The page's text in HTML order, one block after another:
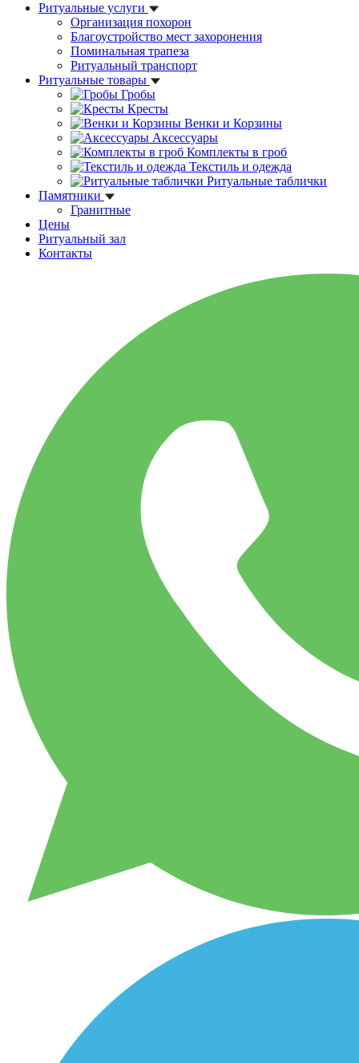
Ритуальные услуги
Организация похорон
Благоустройство мест захоронения
Поминальная трапеза
Ритуальный транспорт
Ритуальные товары
Гробы
Кресты
Венки и Корзины
Аксессуары
Комплекты в гроб
Текстиль и одежда
Ритуальные таблички
Памятники
Гранитные
Цены
Ритуальный зал
Контакты